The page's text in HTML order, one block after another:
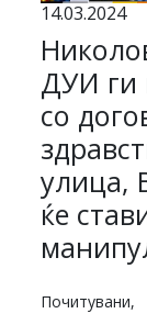
14.03.2024
ДУИ ги
со
улица,
ќе
Почитувани,